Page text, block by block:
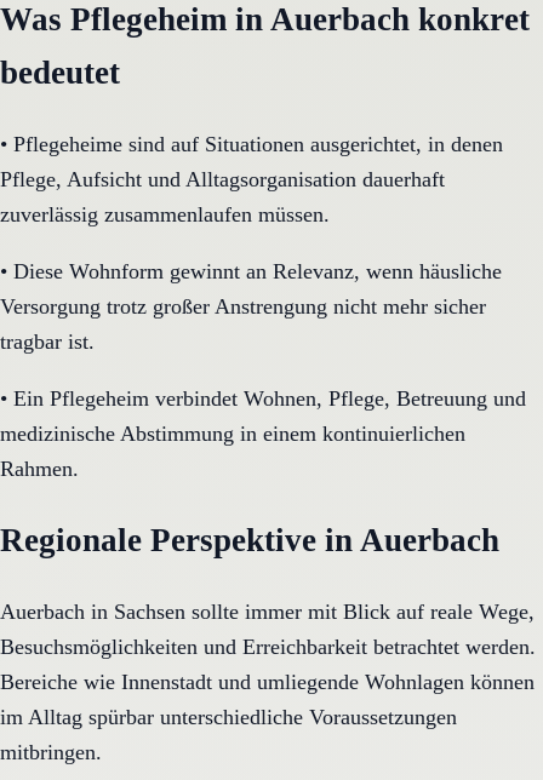
Was Pflegeheim in Auerbach konkret
bedeutet
• Pflegeheime sind auf Situationen ausgerichtet, in denen
Pflege, Aufsicht und Alltagsorganisation dauerhaft
zuverlässig zusammenlaufen müssen.
• Diese Wohnform gewinnt an Relevanz, wenn häusliche
Versorgung trotz großer Anstrengung nicht mehr sicher
tragbar ist.
• Ein Pflegeheim verbindet Wohnen, Pflege, Betreuung und
medizinische Abstimmung in einem kontinuierlichen
Rahmen.
Regionale Perspektive in Auerbach
Auerbach in Sachsen sollte immer mit Blick auf reale Wege,
Besuchsmöglichkeiten und Erreichbarkeit betrachtet werden.
Bereiche wie Innenstadt und umliegende Wohnlagen können
im Alltag spürbar unterschiedliche Voraussetzungen
mitbringen.